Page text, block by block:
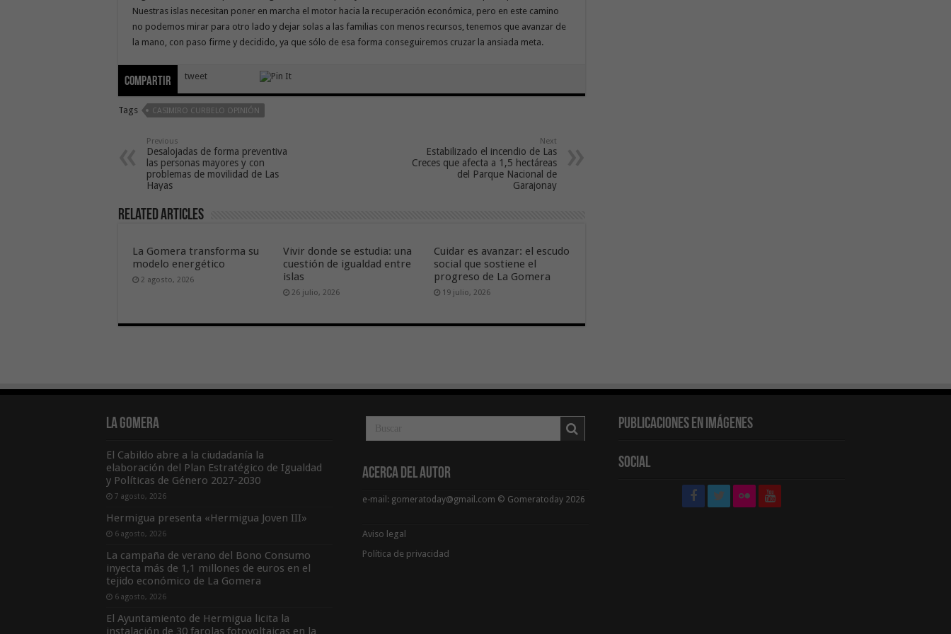
Nuestras islas necesitan poner en marcha el motor hacia la recuperación económica, pero en este camino
no podemos mirar para otro lado y dejar solas a las familias con menos recursos, tenemos que avanzar de
la mano, con paso firme y decidido, ya que sólo de esa forma conseguiremos cruzar la ansiada meta.
Compartir tweet
Tags CASIMIRO CURBELO OPINIÓN
Previous
Desalojadas de forma preventiva
las personas mayores y con
problemas de movilidad de Las
Hayas
Next
Estabilizado el incendio de Las
Creces que afecta a 1,5 hectáreas
del Parque Nacional de
Garajonay
Related Articles
La Gomera transforma su
modelo energético
2 agosto, 2026
Vivir donde se estudia: una
cuestión de igualdad entre
islas
26 julio, 2026
Cuidar es avanzar: el escudo
social que sostiene el
progreso de La Gomera
19 julio, 2026
La Gomera
El Cabildo abre a la ciudadanía la
elaboración del Plan Estratégico de Igualdad
y Políticas de Género 2027-2030
7 agosto, 2026
Hermigua presenta «Hermigua Joven III»
6 agosto, 2026
La campaña de verano del Bono Consumo
inyecta más de 1,1 millones de euros en el
tejido económico de La Gomera
6 agosto, 2026
El Ayuntamiento de Hermigua licita la
instalación de 30 farolas fotovoltaicas en la
Acerca del Autor
e-mail: gomeratoday@gmail.com © Gomeratoday 2026
Aviso legal
Política de privacidad
Publicaciones en Imágenes
Social